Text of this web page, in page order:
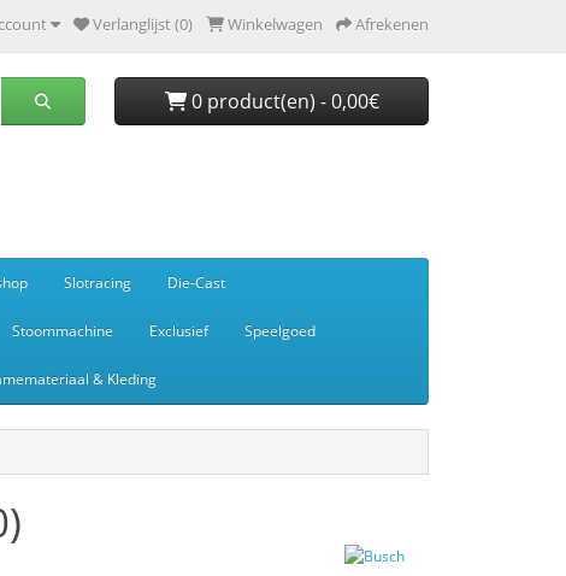
Verlanglijst (0) Winkelwagen Afrekenen
0 product(en) - 0,00€
Slotracing Die-Cast
Stoommachine Exclusief Speelgoed
& Kleding